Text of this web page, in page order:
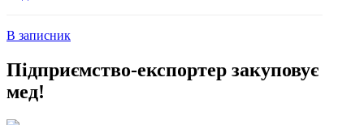
В записник
Підприємство-експортер закуповує
мед!